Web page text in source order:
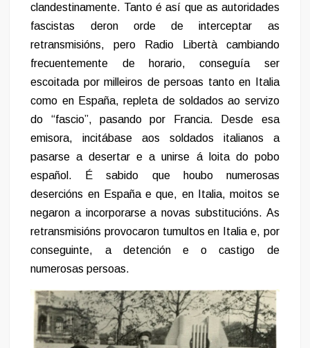
clandestinamente. Tanto é así que as autoridades
fascistas deron orde de interceptar as
retransmisións, pero Radio Libertà cambiando
frecuentemente de horario, conseguía ser
escoitada por milleiros de persoas tanto en Italia
como en España, repleta de soldados ao servizo
do “fascio”, pasando por Francia. Desde esa
emisora, incitábase aos soldados italianos a
pasarse a desertar e a unirse á loita do pobo
español. É sabido que houbo numerosas
desercións en España e que, en Italia, moitos se
negaron a incorporarse a novas substitucións. As
retransmisións provocaron tumultos en Italia e, por
conseguinte, a detención e o castigo de
numerosas persoas.